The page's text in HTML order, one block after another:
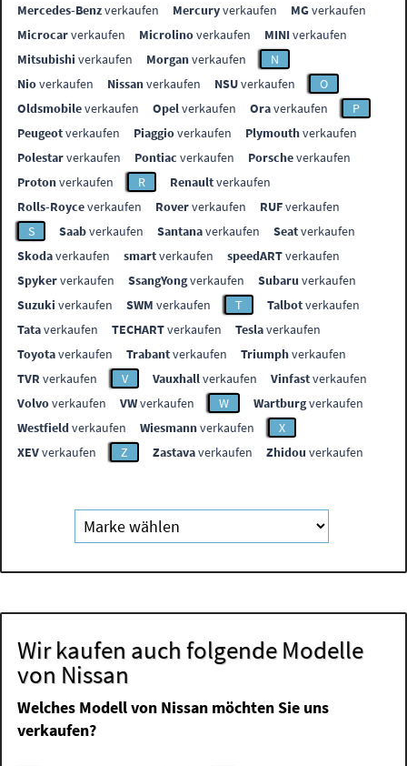
Mercedes-Benzverkaufen Mercuryverkaufen MGverkaufen
Microcarverkaufen Microlinoverkaufen MINIverkaufen
Mitsubishi verkaufen Morganverkaufen
N
Nioverkaufen Nissanverkaufen NSUverkaufen
O
Oldsmobileverkaufen Opelverkaufen Oraverkaufen
P
Peugeotverkaufen Piaggioverkaufen Plymouthverkaufen
Polestarverkaufen Pontiac verkaufen Porscheverkaufen
Protonverkaufen R Renaultverkaufen
Rolls-Royceverkaufen Roververkaufen RUFverkaufen
S
Saabverkaufen Santanaverkaufen Seatverkaufen
Skodaverkaufen smartverkaufen speedARTverkaufen
Spykerverkaufen SsangYongverkaufen Subaru verkaufen
Suzuki verkaufen SWM verkaufen T Talbotverkaufen
Tataverkaufen TECHARTverkaufen Teslaverkaufen
Toyotaverkaufen Trabantverkaufen Triumphverkaufen
TVR verkaufen V Vauxhallverkaufen Vinfastverkaufen
Volvoverkaufen VWverkaufen W Wartburgverkaufen
Westfieldverkaufen Wiesmannverkaufen
X
XEVverkaufen Z Zastavaverkaufen Zhidou verkaufen
Wir kaufen auch folgende Modelle
von Nissan
Welches Modell von Nissan möchten Sie uns
verkaufen?